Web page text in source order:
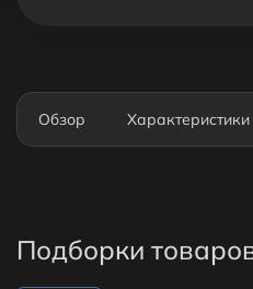
Обзор Характеристики
Подборки